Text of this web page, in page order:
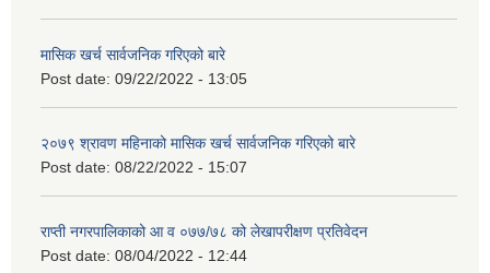
मासिक खर्च सार्वजनिक गरिएको बारे
Post date: 09/22/2022 - 13:05
२०७९ श्रावण महिनाको मासिक खर्च सार्वजनिक गरिएको बारे
Post date: 08/22/2022 - 15:07
राप्ती नगरपालिकाको आ व ०७७/७८ को लेखापरीक्षण प्रतिवेदन
Post date: 08/04/2022 - 12:44